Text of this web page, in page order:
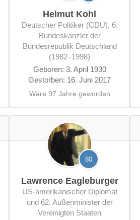
Helmut Kohl
deutscher Politiker (CDU), 6.
Bundeskanzler der
Bundesrepublik Deutschland
(1982–1998)
Geboren: 3. April 1930
Gestorben: 16. Juni 2017
Wäre 97 Jahre geworden
80
Lawrence Eagleburger
US-amerikanischer Diplomat
und 62. Außenminister der
Vereinigten Staaten